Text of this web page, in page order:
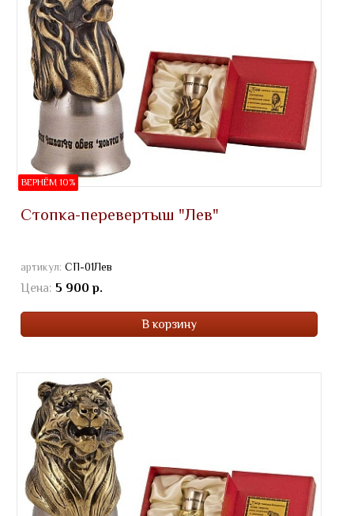
ВЕРНЁМ 10%
Стопка-перевертыш "Лев"
артикул: СП-01Лев
Цена: 5 900 р.
В корзину